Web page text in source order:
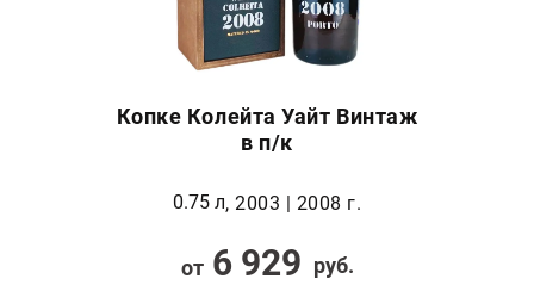
Копке Колейта Уайт Винтаж
в п/к
0.75 л, 2003 | 2008 г.
от6 929 руб.